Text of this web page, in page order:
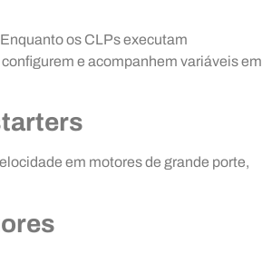
os CLPs executam
e acompanhem variáveis em
em motores de grande porte,